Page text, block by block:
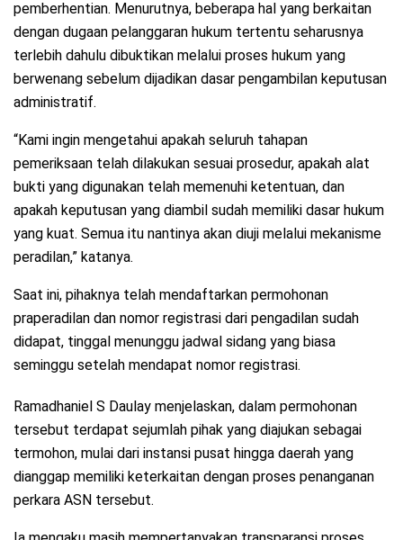
pemberhentian. Menurutnya, beberapa hal yang berkaitan
dengan dugaan pelanggaran hukum tertentu seharusnya
terlebih dahulu dibuktikan melalui proses hukum yang
berwenang sebelum dijadikan dasar pengambilan keputusan
administratif.
“Kami ingin mengetahui apakah seluruh tahapan
pemeriksaan telah dilakukan sesuai prosedur, apakah alat
bukti yang digunakan telah memenuhi ketentuan, dan
apakah keputusan yang diambil sudah memiliki dasar hukum
yang kuat. Semua itu nantinya akan diuji melalui mekanisme
peradilan,” katanya.
Saat ini, pihaknya telah mendaftarkan permohonan
praperadilan dan nomor registrasi dari pengadilan sudah
didapat, tinggal menunggu jadwal sidang yang biasa
seminggu setelah mendapat nomor registrasi.
Ramadhaniel S Daulay menjelaskan, dalam permohonan
tersebut terdapat sejumlah pihak yang diajukan sebagai
termohon, mulai dari instansi pusat hingga daerah yang
dianggap memiliki keterkaitan dengan proses penanganan
perkara ASN tersebut.